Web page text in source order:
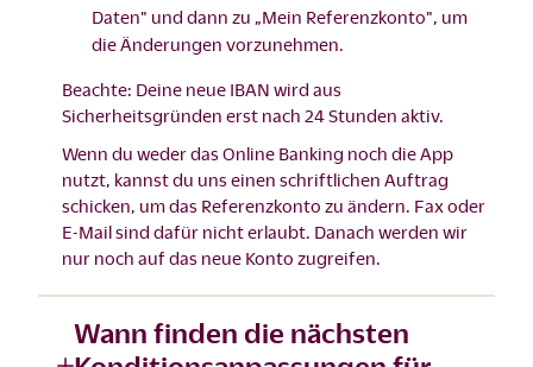
Daten" und dann zu „Mein Referenzkonto", um
die Änderungen vorzunehmen.
Beachte: Deine neue IBAN wird aus
Sicherheitsgründen erst nach 24 Stunden aktiv.
Wenn du weder das Online Banking noch die App
nutzt, kannst du uns einen schriftlichen Auftrag
schicken, um das Referenzkonto zu ändern. Fax oder
E-Mail sind dafür nicht erlaubt. Danach werden wir
nur noch auf das neue Konto zugreifen.
Wann finden die nächsten